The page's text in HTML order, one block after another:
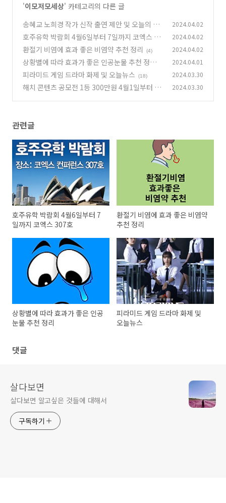
'이모저모세상' 카테고리의 다른 글
송혜교 노희경 작가 신작 출연 제안 및 오늘의 뉴
스
(9)
2024.04.02
호주유학 박람회 4월6일부터 7일까지 코엑스 30
7호 (20)
2024.04.02
환절기 비염에 효과 좋은 비염약 추천 정리 (4) 2024.04.02
상황별에 따라 효과가 좋은 인공눈물 추천 정리
(2)
2024.04.01
피라미드 게임 드라마 화제 및 오늘뉴스 (18) 2024.03.30
해치 콘텐츠 공모전 1등 300만원 4월1일부터 24
2024.03.30
관련글
호주유학 박람회 4월6일부터 7
일까지 코엑스 307호
환절기 비염에 효과 좋은 비염약
추천 정리
상황별에 따라 효과가 좋은 인공
눈물 추천 정리
피라미드 게임 드라마 화제 및
오늘뉴스
댓글
살다보면
살다보면 알고싶은 것들에 대해서
구독하기